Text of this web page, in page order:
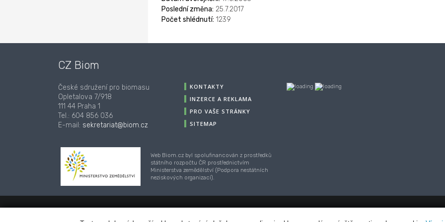
Poslední změna: 25.7.2017
Počet shlédnutí: 1239
CZ Biom
České sdružení pro biomasu
Opletalova 7/918
111 44 Praha 1
Tel.: 604 856 036
E-mail: sekretariat@biom.cz
KONTAKTY
INZERCE A REKLAMA
PRO VAŠE STRÁNKY
SITEMAP
Web Biom.cz byl spolufinancován z prostředků
státního rozpočtu ČR prostřednictvím
Ministerstva zemědělství (Podpora nestátních
neziskových organizací).